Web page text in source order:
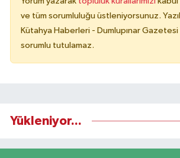
ve tüm sorumluluğu üstleniyorsunuz.
Kütahya Haberleri - Dumlupınar
sorumlu tutulamaz.
Yükleniyor...